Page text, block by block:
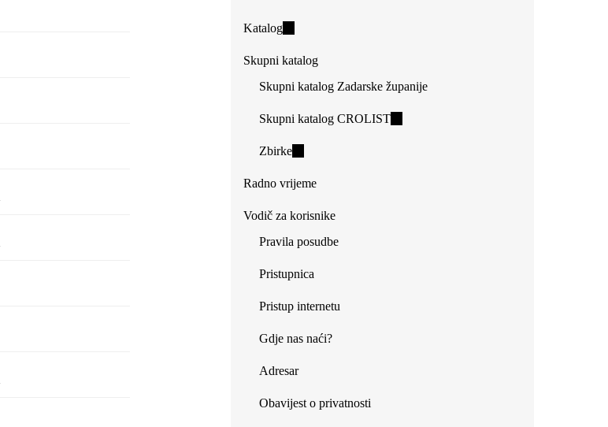
Katalog(link
external)
Skupni katalog
Skupni katalog Zadarske županije
Skupni katalog CROLIST(link
Zbirke(link
external)
Radno vrijeme
Vodič za korisnike
Pravila posudbe
Pristupnica
Pristup internetu
Gdje nas naći?
Adresar
Obavijest o privatnosti